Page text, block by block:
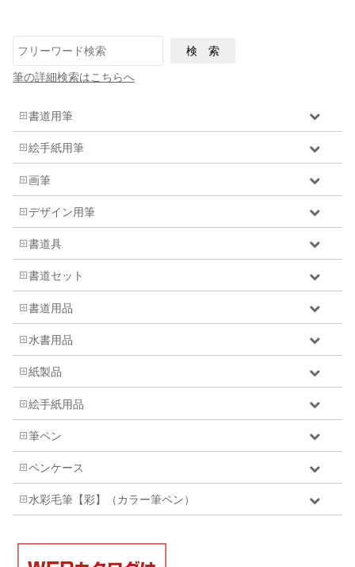
筆の詳細検索はこちらへ
書道用筆
絵手紙用筆
画筆
デザイン用筆
書道具
書道セット
書道用品
水書用品
紙製品
絵手紙用品
筆ペン
ペンケース
水彩毛筆【彩】（カラー筆ペン）